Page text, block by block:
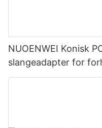
NUOENWEI Konisk
slangeadapter for
bakkeklimaanlegg i